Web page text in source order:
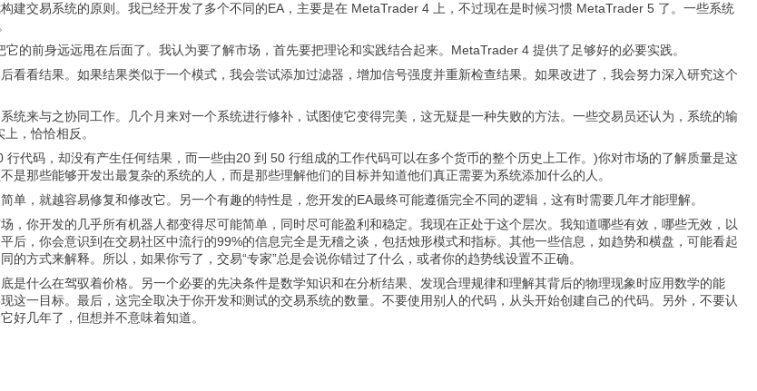
建交易系统的原则。我已经开发了多个不同的EA，主要是在 MetaTrader 4 上，不过现在是时候习惯 MetaTrader 5 了。一些系统
的前身远远甩在后面了。我认为要了解市场，首先要把理论和实践结合起来。MetaTrader 4 提供了足够好的必要实践。
看看结果。如果结果类似于一个模式，我会尝试添加过滤器，增加信号强度并重新检查结果。如果改进了，我会努力深入研究这个
统来与之协同工作。几个月来对一个系统进行修补，试图使它变得完美，这无疑是一种失败的方法。一些交易员还认为，系统的输
，恰恰相反。
代码，却没有产生任何结果，而一些由20 到 50 行组成的工作代码可以在多个货币的整个历史上工作。)你对市场的了解质量是这
是那些能够开发出最复杂的系统的人，而是那些理解他们的目标并知道他们真正需要为系统添加什么的人。
单，就越容易修复和修改它。另一个有趣的特性是，您开发的EA最终可能遵循完全不同的逻辑，这有时需要几年才能理解。
，你开发的几乎所有机器人都变得尽可能简单，同时尽可能盈利和稳定。我现在正处于这个层次。我知道哪些有效，哪些无效，以
后，你会意识到在交易社区中流行的99%的信息完全是无稽之谈，包括烛形模式和指标。其他一些信息，如趋势和横盘，可能看起
的方式来解释。所以，如果你亏了，交易“专家”总是会说你错过了什么，或者你的趋势线设置不正确。
是什么在驾驭着价格。另一个必要的先决条件是数学知识和在分析结果、发现合理规律和理解其背后的物理现象时应用数学的能
这一目标。最后，这完全取决于你开发和测试的交易系统的数量。不要使用别人的代码，从头开始创建自己的代码。另外，不要认
好几年了，但想并不意味着知道。